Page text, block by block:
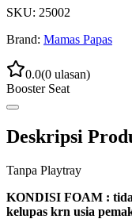
SKU: 25002
Brand: Mamas Papas
0.0(0 ulasan)
Booster Seat
Deskripsi
Tanpa Playtray
KONDISI FOAM :
kelupas krn usia